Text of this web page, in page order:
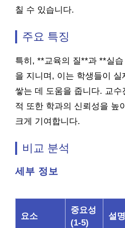
칠 수 있습니다.
주요 특징
특히, **교육의 질**과 **실
을 지니며, 이는 학생들이
쌓는 데 도움을 줍니다. 교수
적 또한 학과의 신뢰성을 높
크게 기여합니다.
비교 분석
세부 정보
요소
중요성
(1-5)
설명